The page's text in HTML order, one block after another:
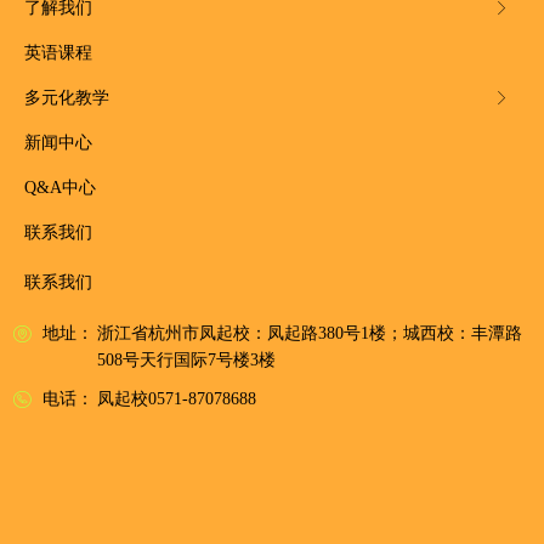
了解我们 ꁕ
英语课程
多元化教学 ꁕ
新闻中心
Q&A中心
联系我们
地址： 浙江省杭州市凤起校：凤起路380号1楼；城西校：丰潭路
508号天行国际7号楼3楼
电话： 凤起校0571-87078688
联系我们